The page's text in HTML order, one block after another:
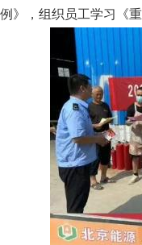
》，组织员工学习《